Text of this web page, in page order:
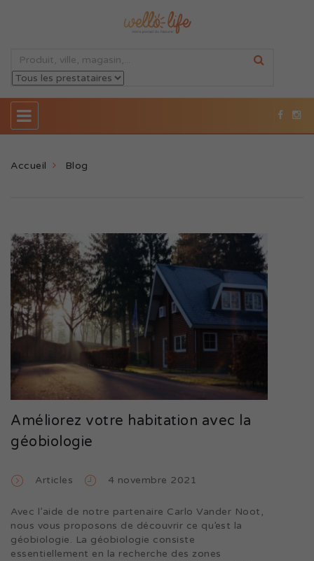
Accueil Blog
Améliorez votre habitation avec la
géobiologie
Articles 4 novembre 2021
Avec l’aide de notre partenaire Carlo Vander Noot,
nous vous proposons de découvrir ce qu’est la
géobiologie. La géobiologie consiste
essentiellement en la recherche des zones